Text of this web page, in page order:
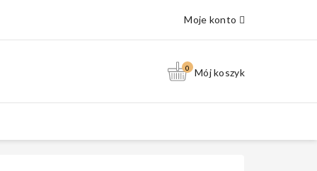
Moje konto
0 Mój koszyk